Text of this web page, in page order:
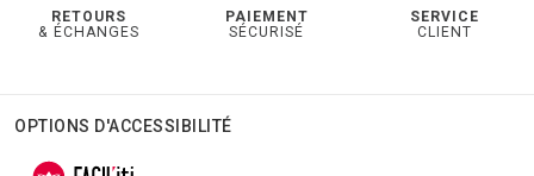
RETOURS
& ÉCHANGES
PAIEMENT
SÉCURISÉ
SERVICE
CLIENT
OPTIONS D'ACCESSIBILITÉ